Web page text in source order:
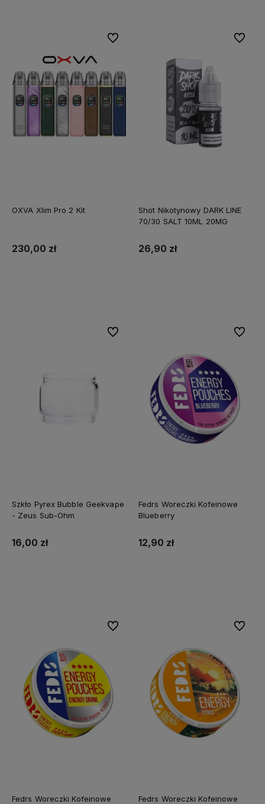
OXVA Xlim Pro 2 Kit
230,00 zł
Do ulubionych
Shot Nikotynowy DARK LINE
70/30 SALT 10ML 20MG
26,90 zł
Do
Szkło Pyrex Bubble Geekvape
- Zeus Sub-Ohm
16,00 zł
Do ulubionych
Fedrs Woreczki Kofeinowe
Blueberry
12,90 zł
Do
Fedrs Woreczki Kofeinowe
Do ulubionych
Fedrs Woreczki Kofeinowe
Do